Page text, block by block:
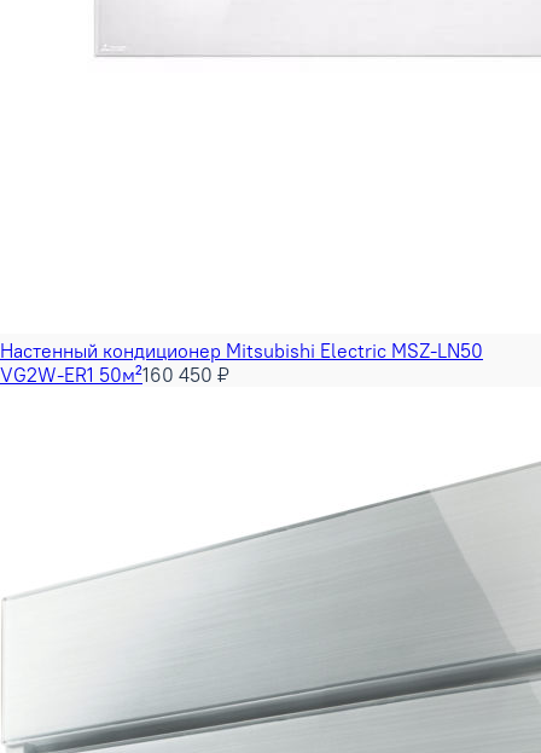
Настенный кондиционер Mitsubishi Electric MSZ-LN50
VG2W-ER1 50м²160 450 ₽